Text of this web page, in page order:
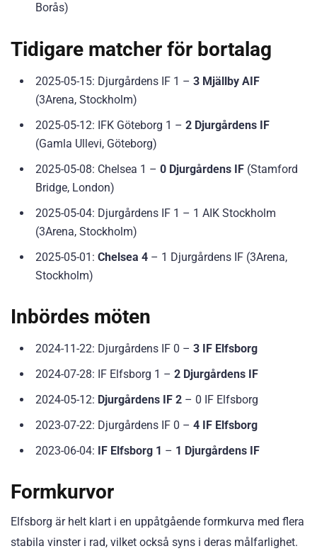
Borås)
Tidigare matcher för bortalag
2025-05-15: Djurgårdens IF 1 – 3 Mjällby AIF
(3Arena, Stockholm)
2025-05-12: IFK Göteborg 1 – 2 Djurgårdens IF
(Gamla Ullevi, Göteborg)
2025-05-08: Chelsea 1 – 0 Djurgårdens IF (Stamford
Bridge, London)
2025-05-04: Djurgårdens IF 1 – 1 AIK Stockholm
(3Arena, Stockholm)
2025-05-01: Chelsea 4 – 1 Djurgårdens IF (3Arena,
Stockholm)
Inbördes möten
2024-11-22: Djurgårdens IF 0 – 3 IF Elfsborg
2024-07-28: IF Elfsborg 1 – 2 Djurgårdens IF
2024-05-12: Djurgårdens IF 2 – 0 IF Elfsborg
2023-07-22: Djurgårdens IF 0 – 4 IF Elfsborg
2023-06-04: IF Elfsborg 1 – 1 Djurgårdens IF
Formkurvor
Elfsborg är helt klart i en uppåtgående formkurva med flera
stabila vinster i rad, vilket också syns i deras målfarlighet.